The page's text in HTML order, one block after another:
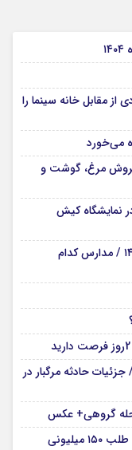
مقابل خانه سینما را
می‌خورد
مرغ، گوشت و
در نمایشگاه کیش
تعطیلی مدارس فردا یکشنبه ۳ اسفند ۱۴۰۴ / مدارس کدام
جزئیات حادثه مرگبار در
گروهی+ عکس
واریز معوقات بازنشستگان شهریور ۱۴۰۰ | طلب ۱۵۰ میلیونی